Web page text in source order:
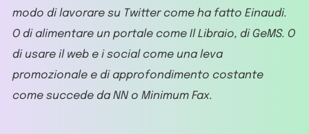
modo di lavorare su Twitter come ha fatto Einaudi.
O di alimentare un portale come Il Libraio, di GeMS. O
di usare il web e i social come una leva
promozionale e di approfondimento costante
come succede da NN o Minimum Fax.